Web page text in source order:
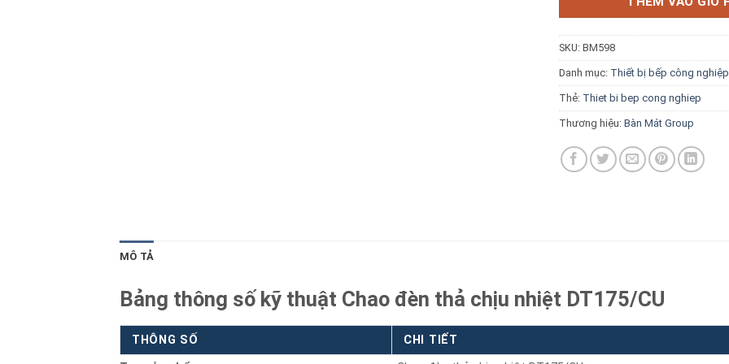
Báo giá miễn phí →
SKU: BM598
Danh mục: Thiết bị bếp công nghiệp
Thẻ: Thiet bi bep cong nghiep
Thương hiệu: Bàn Mát Group
MÔ TẢ
Bảng thông số kỹ thuật Chao đèn thả chịu nhiệt DT175/CU
THÔNG SỐ
CHI TIẾT